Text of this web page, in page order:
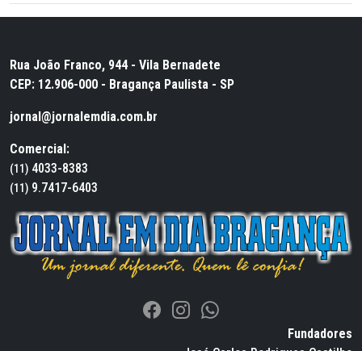
Rua João Franco, 944 - Vila Bernadete
CEP: 12.906-000 - Bragança Paulista - SP
jornal@jornalemdia.com.br
Comercial:
(11) 4033-8383
(11) 9.7417-6403
Fundadores